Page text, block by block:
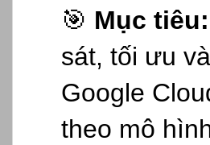
🎯 Mục tiêu:
sát, tối ưu
Google
theo mô